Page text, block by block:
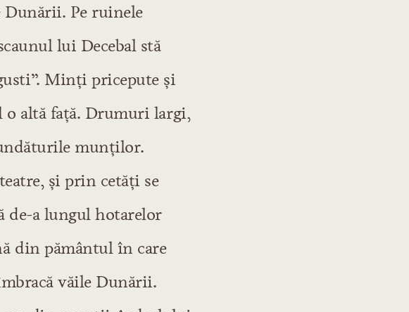
Pe ruinele
lui Decebal stă
Minți pricepute și
altă față. Drumuri largi,
munților.
și prin cetăți se
de-a lungul hotarelor
din pământul în care
văile Dunării.